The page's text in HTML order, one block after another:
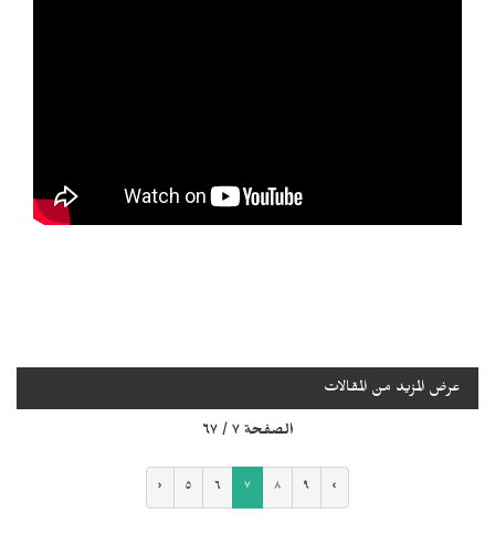
عرض المزيد من المقالات
الصفحة ٧ / ٦٧
‹ ٥ ٦ ٧ ٨ ٩ ›